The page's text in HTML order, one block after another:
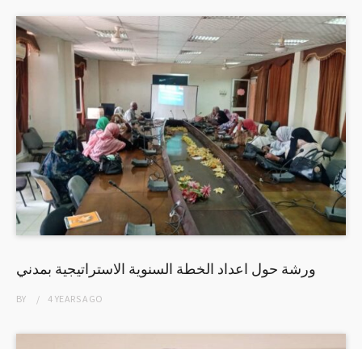
ورشة حول اعداد الخطة السنوية الاستراتيجية بمدني
BY 4 YEARSAGO